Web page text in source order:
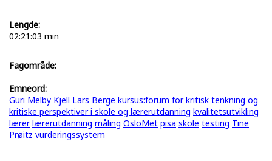
Lengde:
02:21:03 min
Fagområde:
Emneord:
Guri Melby Kjell Lars Berge kursus:forum for kritisk tenkning og
kritiske perspektiver i skole og lærerutdanning kvalitetsutvikling
lærer lærerutdanning måling OsloMet pisa skole testing Tine
Prøitz vurderingssystem